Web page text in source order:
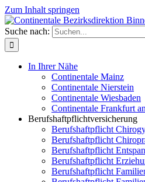
Zum Inhalt springen
Suche nach:
In Ihrer Nähe
Continentale Mainz
Continentale Nierstein
Continentale Wiesbaden
Continentale Frankfurt
Berufshaftpflichtversicherung
Berufshaftpflicht
Berufshaftpflicht
Berufshaftpflicht
Berufshaftpflicht
Berufshaftpflicht